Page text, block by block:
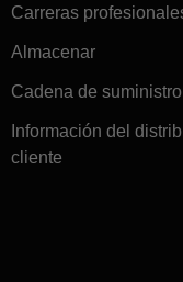
Carreras
Almacenar
Cadena de suministro
Información del
cliente